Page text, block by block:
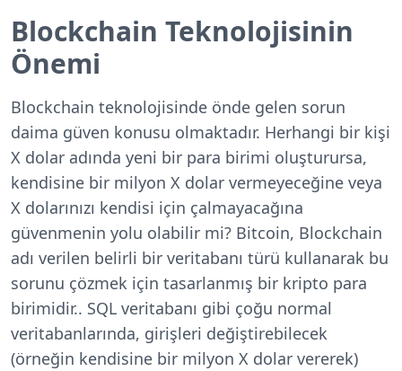
Blockchain Teknolojisinin
Önemi
Blockchain teknolojisinde önde gelen sorun
daima güven konusu olmaktadır. Herhangi bir kişi
X dolar adında yeni bir para birimi oluşturursa,
kendisine bir milyon X dolar vermeyeceğine veya
X dolarınızı kendisi için çalmayacağına
güvenmenin yolu olabilir mi? Bitcoin, Blockchain
adı verilen belirli bir veritabanı türü kullanarak bu
sorunu çözmek için tasarlanmış bir kripto para
birimidir.. SQL veritabanı gibi çoğu normal
veritabanlarında, girişleri değiştirebilecek
(örneğin kendisine bir milyon X dolar vererek)